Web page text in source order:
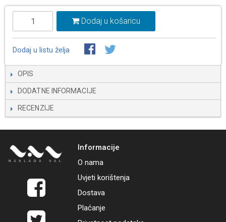
Dodaj u košaricu
Dodaj u listu želja
OPIS
DODATNE INFORMACIJE
RECENZIJE
Informacije
O nama
Uvjeti korištenja
Dostava
Plaćanje